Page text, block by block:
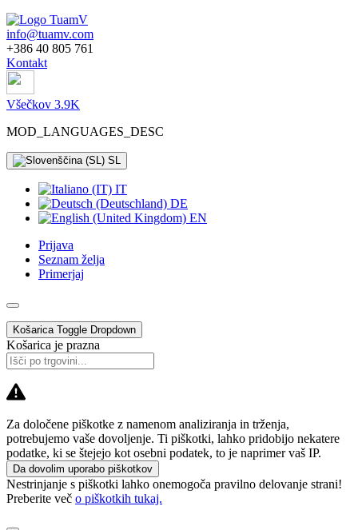
info@tuamv.com
+386 40 805 761
Kontakt
Všečkov 3.9K
MOD_LANGUAGES_DESC
SL
IT
DE
EN
Prijava
Seznam želja
Primerjaj
Košarica Toggle Dropdown
Košarica je prazna
Za določene piškotke z namenom analiziranja in trženja,
potrebujemo vaše dovoljenje. Ti piškotki, lahko pridobijo nekatere
podatke, ki se štejejo kot osebni podatek, to je naprimer vaš IP.
Da dovolim uporabo piškotkov
Nestrinjanje s piškotki lahko onemogoča pravilno delovanje strani!
Preberite več o piškotkih tukaj.